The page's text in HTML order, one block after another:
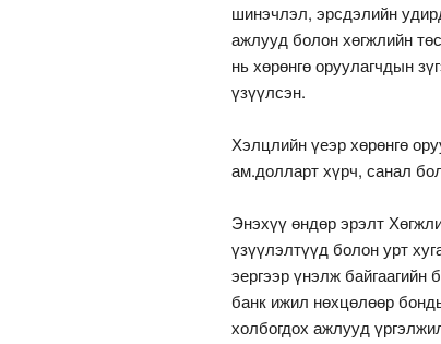
шинэчлэл, эрсдэлийн
ажлууд болон хөгжлийн
нь хөрөнгө оруулагчдын
үзүүлсэн.
Хэлцлийн үеэр хөрөнгө
ам.долларт хүрч, санал
Энэхүү өндөр эрэлт
үзүүлэлтүүд болон урт
эергээр үнэлж
банк ижил нөхцөлөөр
холбогдох ажлууд